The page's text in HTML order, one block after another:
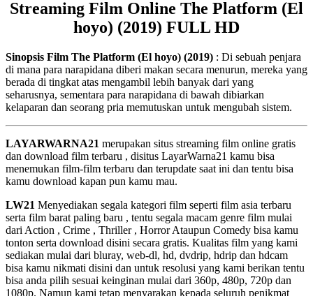
Streaming Film Online The Platform (El
hoyo) (2019) FULL HD
Sinopsis Film The Platform (El hoyo) (2019) : Di sebuah penjara
di mana para narapidana diberi makan secara menurun, mereka yang
berada di tingkat atas mengambil lebih banyak dari yang
seharusnya, sementara para narapidana di bawah dibiarkan
kelaparan dan seorang pria memutuskan untuk mengubah sistem.
LAYARWARNA21 merupakan situs streaming film online gratis
dan download film terbaru , disitus LayarWarna21 kamu bisa
menemukan film-film terbaru dan terupdate saat ini dan tentu bisa
kamu download kapan pun kamu mau.
LW21 Menyediakan segala kategori film seperti film asia terbaru
serta film barat paling baru , tentu segala macam genre film mulai
dari Action , Crime , Thriller , Horror Ataupun Comedy bisa kamu
tonton serta download disini secara gratis. Kualitas film yang kami
sediakan mulai dari bluray, web-dl, hd, dvdrip, hdrip dan hdcam
bisa kamu nikmati disini dan untuk resolusi yang kami berikan tentu
bisa anda pilih sesuai keinginan mulai dari 360p, 480p, 720p dan
1080p. Namun kami tetap menyarakan kepada seluruh penikmat